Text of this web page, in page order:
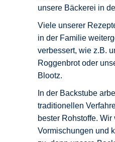
unsere Bäckerei in
Viele unserer
in der Familie
verbessert, wie z.B.
Roggenbrot oder
Blootz.
In der Backstube
traditionellen
bester Rohstoffe.
Vormischungen und